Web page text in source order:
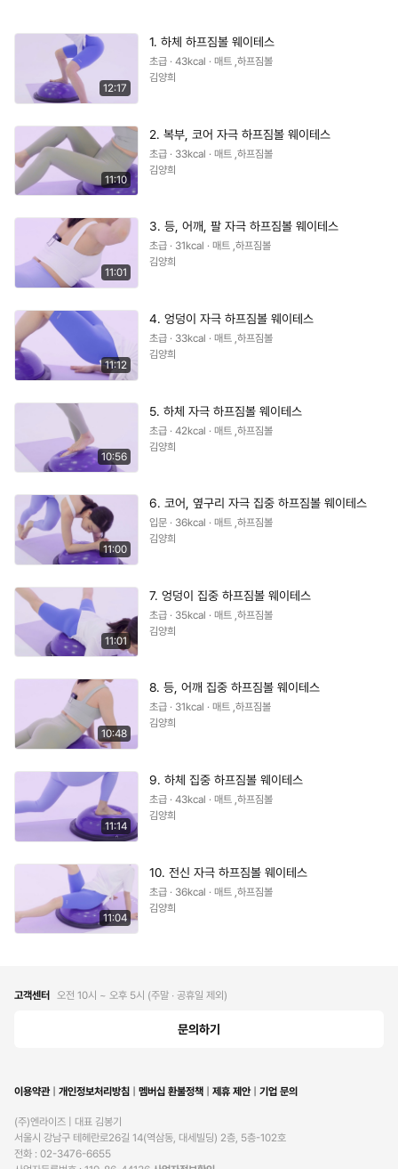
12:17
1. 하체 하프짐볼 웨이테스
초급 · 43kcal · 매트 ,하프짐볼
김양희
11:10
2. 복부, 코어 자극 하프짐볼 웨이테스
초급 · 33kcal · 매트 ,하프짐볼
김양희
11:01
3. 등, 어깨, 팔 자극 하프짐볼 웨이테스
초급 · 31kcal · 매트 ,하프짐볼
김양희
11:12
4. 엉덩이 자극 하프짐볼 웨이테스
초급 · 33kcal · 매트 ,하프짐볼
김양희
10:56
5. 하체 자극 하프짐볼 웨이테스
초급 · 42kcal · 매트 ,하프짐볼
김양희
11:00
6. 코어, 옆구리 자극 집중 하프짐볼 웨이테스
입문 · 36kcal · 매트 ,하프짐볼
김양희
11:01
7. 엉덩이 집중 하프짐볼 웨이테스
초급 · 35kcal · 매트 ,하프짐볼
김양희
10:48
8. 등, 어깨 집중 하프짐볼 웨이테스
초급 · 31kcal · 매트 ,하프짐볼
김양희
11:14
9. 하체 집중 하프짐볼 웨이테스
초급 · 43kcal · 매트 ,하프짐볼
김양희
11:04
10. 전신 자극 하프짐볼 웨이테스
초급 · 36kcal · 매트 ,하프짐볼
김양희
고객센터 오전 10시 ~ 오후 5시 (주말 ∙ 공휴일 제외)
문의하기
이용약관 개인정보처리방침 멤버십 환불정책 제휴 제안 기업 문의
(주)엔라이즈 | 대표 김봉기
서울시 강남구 테헤란로26길 14(역삼동, 대세빌딩) 2층, 5층-102호
전화 : 02-3476-6655